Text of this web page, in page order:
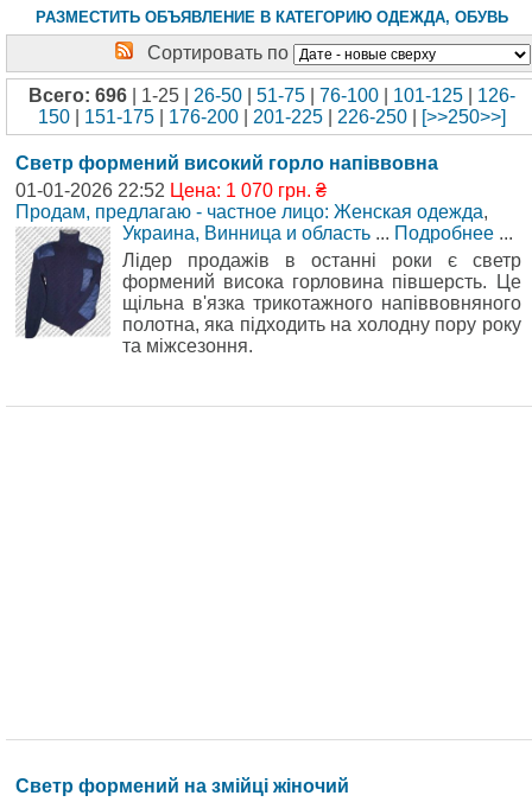
РАЗМЕСТИТЬ ОБЪЯВЛЕНИЕ В КАТЕГОРИЮ ОДЕЖДА, ОБУВЬ
Сортировать по
Всего: 696 | 1-25 | 26-50 51-75 76-100 101-125
126-
150
151-175 176-200 201-225 226-250 [>>250>>]
Светр формений високий горло напіввовна
01-01-2026 22:52 Цена: 1 070 грн. ₴
Продам, предлагаю - частное лицо: Женская одежда,
Украина, Винница и область ... Подробнее ...
Лідер продажів в останні роки є светр
формений висока горловина півшерсть. Це
щільна в'язка трикотажного напіввовняного
полотна, яка підходить на холодну пору року
та міжсезоння.
Светр формений на змійці жіночий